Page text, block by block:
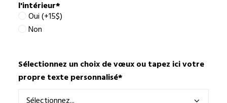
l'intérieur*
Oui (+15$)
Non
Sélectionnez un choix de vœux ou tapez ici votre
propre texte personnalisé*